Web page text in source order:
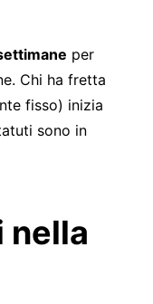
per
Chi ha fretta
fisso) inizia
sono in
nella